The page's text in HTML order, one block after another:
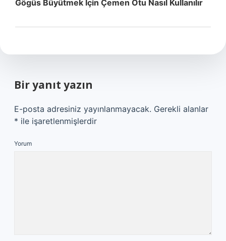
Gögüs Büyütmek Için Çemen Otu Nasıl Kullanılır
Bir yanıt yazın
E-posta adresiniz yayınlanmayacak. Gerekli alanlar
* ile işaretlenmişlerdir
Yorum